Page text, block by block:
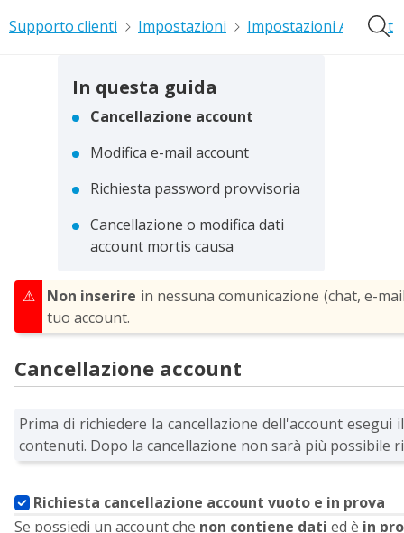
Supporto clienti Impostazioni Impostazioni Account
In questa guida
Cancellazione account
Modifica e-mail account
Richiesta password provvisoria
Cancellazione o modifica dati
account mortis causa
⚠ Non inserire in nessuna comunicazione (chat, e-
tuo account.
Cancellazione account
Prima di richiedere la cancellazione dell'account esegui
contenuti. Dopo la cancellazione non sarà più possibile
A Richiesta cancellazione account vuoto e in prova
Se possiedi un account che non contiene dati ed è in